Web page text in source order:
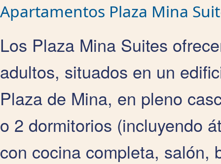
Apartamentos Plaza Mina
Los Plaza Mina Suites
adultos, situados en un
Plaza de Mina, en pleno
o 2 dormitorios (incluyendo
con cocina completa, salón,